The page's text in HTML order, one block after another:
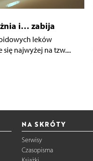
i… zabija
leków
najwyżej na tzw....
NA SKRÓTY
Serwisy
Czasopisma